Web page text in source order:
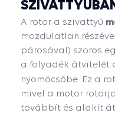
A rotor a szivattyú
mozdulatlan
párosával) szoros
a folyadék átvitelét
nyomócsőbe. Ez a
mivel a motor
továbbít és alakít